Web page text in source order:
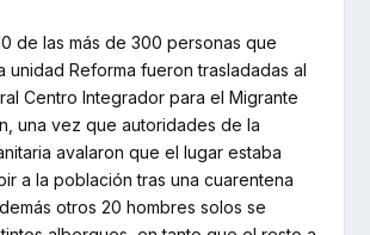
de las más de 300 personas que
unidad Reforma fueron trasladadas al
Centro Integrador para el Migrante
una vez que autoridades de la
avalaron que el lugar estaba
a la población tras una cuarentena
otros 20 hombres solos se